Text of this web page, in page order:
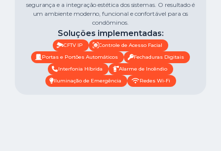
segurança e a integração estética dos sistemas. O resultado é
um ambiente moderno, funcional e confortável para os
condôminos.
Soluções implementadas:
CFTV IP
Controle de Acesso Facial
Portas e Portões Automáticos
Fechaduras Digitais
Interfonia Híbrida
Alarme de Incêndio
Iluminação de Emergência
Redes Wi-Fi